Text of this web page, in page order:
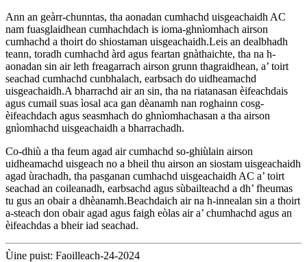
Ann an geàrr-chunntas, tha aonadan cumhachd uisgeachaidh AC
nam fuasglaidhean cumhachdach is ioma-ghnìomhach airson
cumhachd a thoirt do shiostaman uisgeachaidh.Leis an dealbhadh
teann, toradh cumhachd àrd agus feartan gnàthaichte, tha na h-
aonadan sin air leth freagarrach airson grunn thagraidhean, a’ toirt
seachad cumhachd cunbhalach, earbsach do uidheamachd
uisgeachaidh.A bharrachd air an sin, tha na riatanasan èifeachdais
agus cumail suas ìosal aca gan dèanamh nan roghainn cosg-
èifeachdach agus seasmhach do ghnìomhachasan a tha airson
gnìomhachd uisgeachaidh a bharrachadh.
Co-dhiù a tha feum agad air cumhachd so-ghiùlain airson
uidheamachd uisgeach no a bheil thu airson an siostam uisgeachaidh
agad ùrachadh, tha pasganan cumhachd uisgeachaidh AC a’ toirt
seachad an coileanadh, earbsachd agus sùbailteachd a dh’ fheumas
tu gus an obair a dhèanamh.Beachdaich air na h-innealan sin a thoirt
a-steach don obair agad agus faigh eòlas air a’ chumhachd agus an
èifeachdas a bheir iad seachad.
Ùine puist: Faoilleach-24-2024